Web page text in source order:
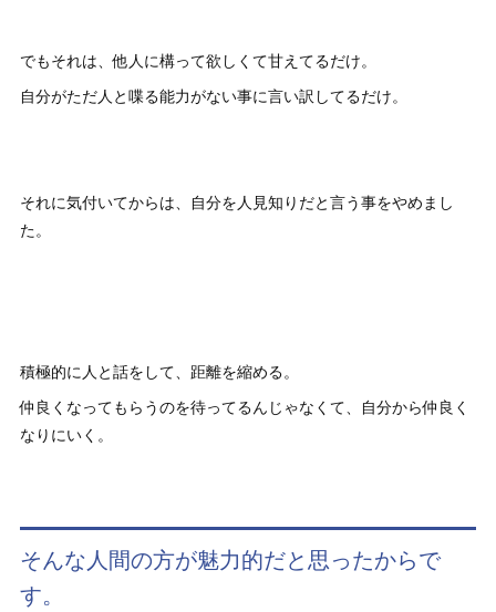
でもそれは、他人に構って欲しくて甘えてるだけ。
自分がただ人と喋る能力がない事に言い訳してるだけ。
それに気付いてからは、自分を人見知りだと言う事をやめまし
た。
積極的に人と話をして、距離を縮める。
仲良くなってもらうのを待ってるんじゃなくて、自分から仲良く
なりにいく。
そんな人間の方が魅力的だと思ったからで
す。